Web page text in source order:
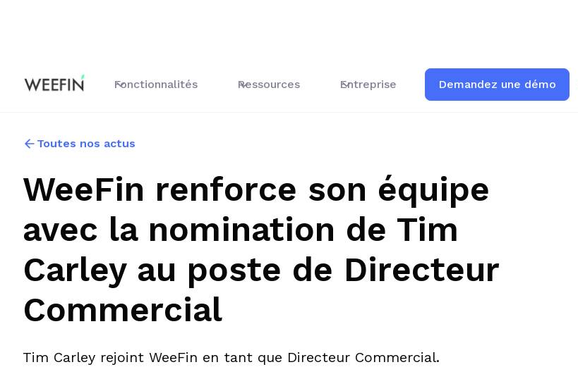
Fonctionnalités Ressources Entreprise Demandez une démo
Toutes nos actus
WeeFin renforce son équipe
avec la nomination de Tim
Carley au poste de Directeur
Commercial
Tim Carley rejoint WeeFin en tant que Directeur Commercial.